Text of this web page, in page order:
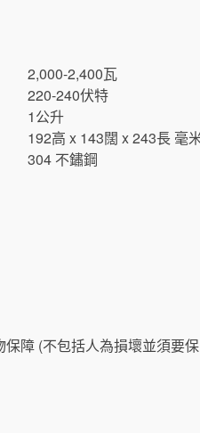
2,000-2,400瓦
220-240伏特
1公升
192高 x 143闊 x 243長 毫
304 不鏽鋼
障 (不包括人為損壞並須要